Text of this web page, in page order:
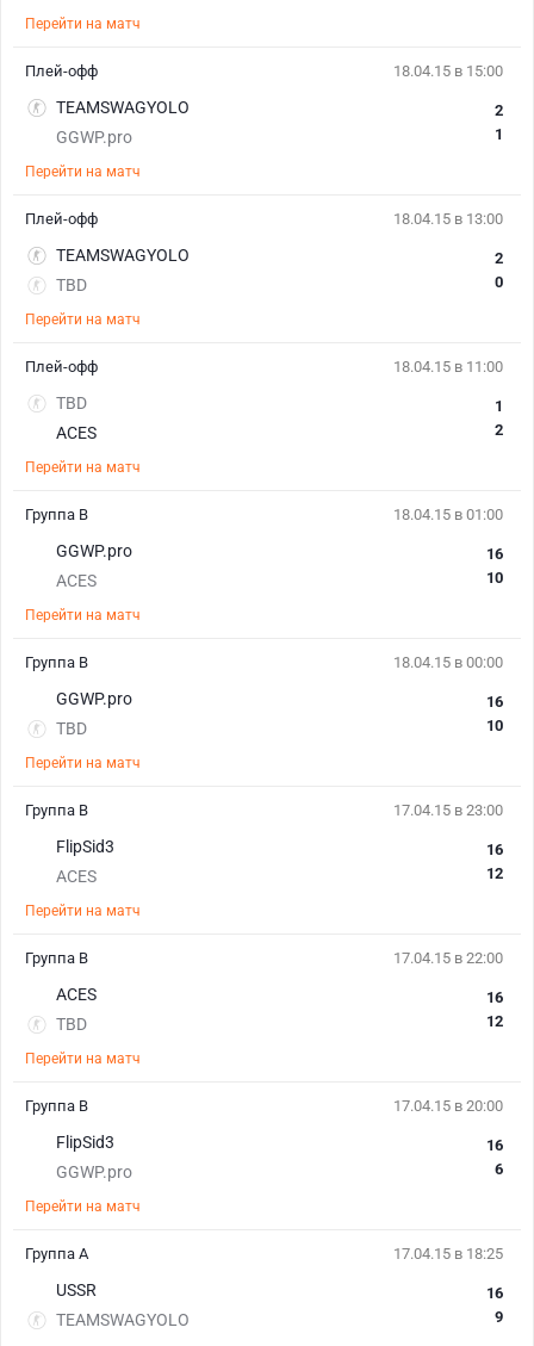
Перейти на матч
18.04.15 в 15:00
TEAMSWAGYOLO
GGWP.pro
2
1
Перейти на матч
Плей-офф
18.04.15 в 13:00
TEAMSWAGYOLO
TBD
2
0
Перейти на матч
Плей-офф
18.04.15 в 11:00
TBD
ACES
1
2
Перейти на матч
Плей-офф
18.04.15 в 01:00
GGWP.pro
ACES
16
10
Перейти на матч
Группа В
18.04.15 в 00:00
GGWP.pro
TBD
16
10
Перейти на матч
Группа В
17.04.15 в 23:00
FlipSid3
ACES
16
12
Перейти на матч
Группа В
17.04.15 в 22:00
ACES
TBD
16
12
Перейти на матч
Группа В
17.04.15 в 20:00
FlipSid3
GGWP.pro
16
6
Перейти на матч
Группа В
17.04.15 в 18:25
USSR
TEAMSWAGYOLO
16
9
Группа А